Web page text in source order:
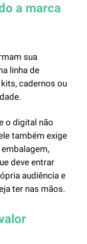
a marca
sua
linha de
cadernos ou
o digital não
também exige
deve entrar
audiência e
ter nas mãos.